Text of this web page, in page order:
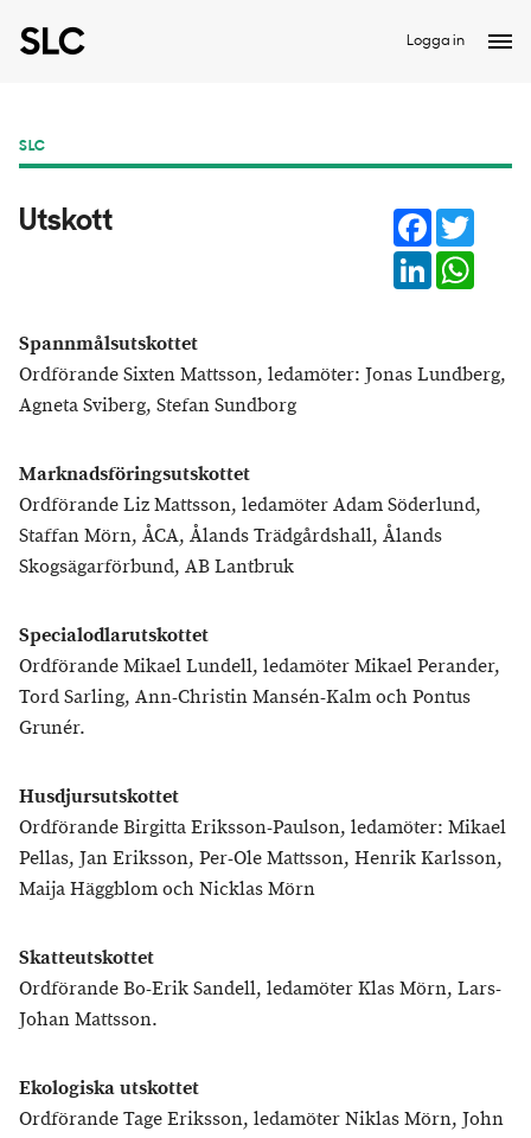
Logga in
SLC
Utskott Facebook
LinkedIn
Spannmålsutskottet
Ordförande Sixten Mattsson, ledamöter: Jonas Lundberg,
Agneta Sviberg, Stefan Sundborg
Marknadsföringsutskottet
Ordförande Liz Mattsson, ledamöter Adam Söderlund,
Staffan Mörn, ÅCA, Ålands Trädgårdshall, Ålands
Skogsägarförbund, AB Lantbruk
Specialodlarutskottet
Ordförande Mikael Lundell, ledamöter Mikael Perander,
Tord Sarling, Ann-Christin Mansén-Kalm och Pontus
Grunér.
Husdjursutskottet
Ordförande Birgitta Eriksson-Paulson, ledamöter: Mikael
Pellas, Jan Eriksson, Per-Ole Mattsson, Henrik Karlsson,
Maija Häggblom och Nicklas Mörn
Skatteutskottet
Ordförande Bo-Erik Sandell, ledamöter Klas Mörn, Lars-
Johan Mattsson.
Ekologiska utskottet
Ordförande Tage Eriksson, ledamöter Niklas Mörn, John